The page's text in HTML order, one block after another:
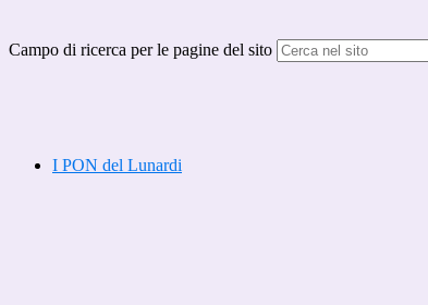
Campo di ricerca per le pagine del sito
I PON del Lunardi